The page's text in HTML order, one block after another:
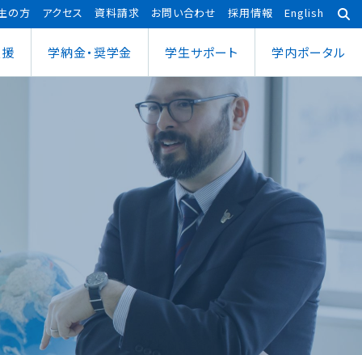
の方 アクセス 資料請求 お問い合わせ 採用情報 English
大学院
応用理工学専攻
社会システム学専攻
学納金・奨学金 学⽣サポート 学内ポータル